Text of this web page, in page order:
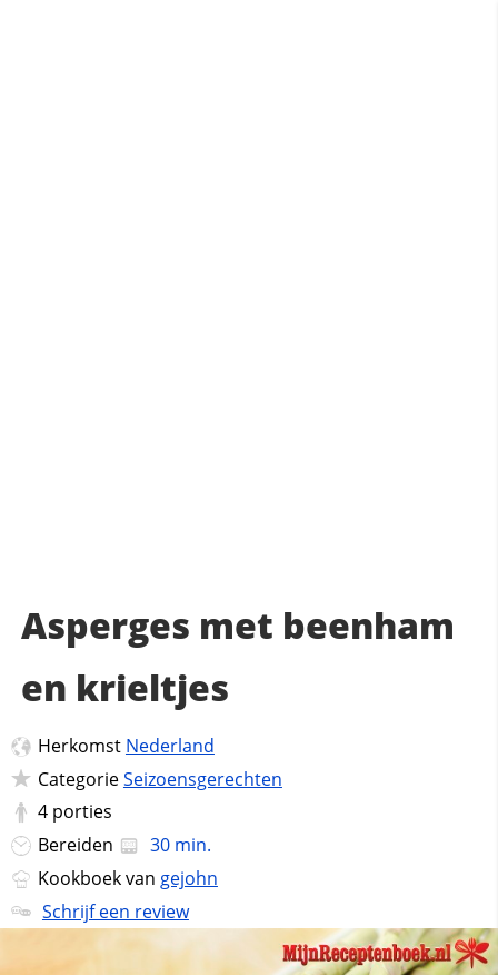
Asperges met beenham
en krieltjes
Herkomst Nederland
CategorieSeizoensgerechten
4 porties
Bereiden
30 min.
Kookboek van gejohn
Schrijf een review